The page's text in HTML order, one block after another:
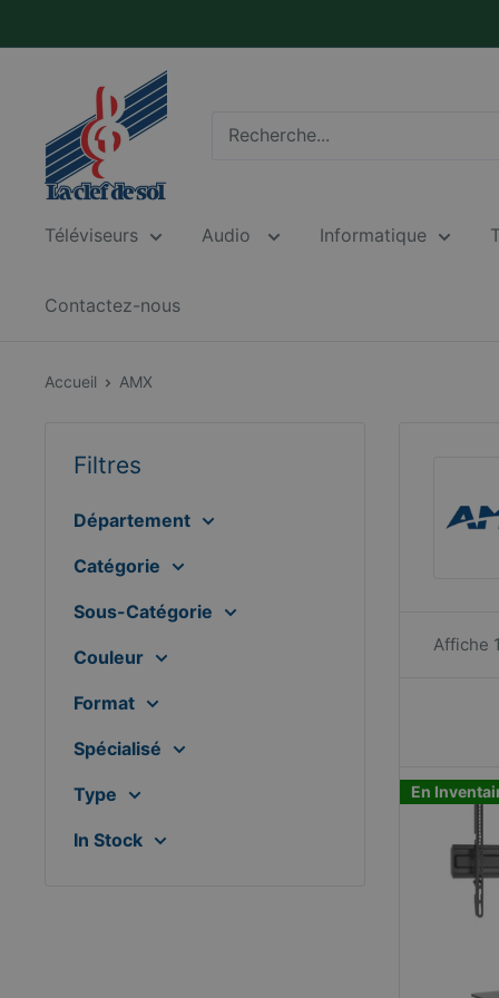
au
de
Sol
Téléviseurs Audio Informatique
Contactez-nous
Accueil AMX
Filtres
Département
Catégorie
Sous-Catégorie
Couleur
Format
Spécialisé
Type
In Stock
Affiche
En